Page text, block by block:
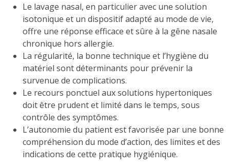
Le lavage nasal, en particulier avec une solution
isotonique et un dispositif adapté au mode de vie,
offre une réponse efficace et sûre à la gêne nasale
chronique hors allergie.
La régularité, la bonne technique et l’hygiène du
matériel sont déterminants pour prévenir la
survenue de complications.
Le recours ponctuel aux solutions hypertoniques
doit être prudent et limité dans le temps, sous
contrôle des symptômes.
L’autonomie du patient est favorisée par une bonne
compréhension du mode d’action, des limites et des
indications de cette pratique hygiénique.